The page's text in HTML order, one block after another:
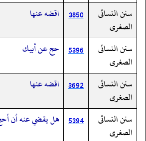
سنن النسائى
الصغرى
3850 اقضه عنها
سنن النسائى
الصغرى
5396 حج عن أبيك
سنن النسائى
الصغرى
3692 اقضه عنها
سنن النسائى
الصغرى
5394 هل يقضي عنه أن